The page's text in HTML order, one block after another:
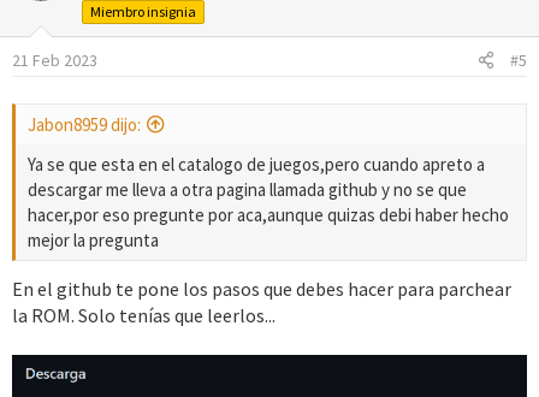
Miembro insignia
21 Feb 2023 #5
Jabon8959 dijo:
Ya se que esta en el catalogo de juegos,pero cuando apreto a
descargar me lleva a otra pagina llamada github y no se que
hacer,por eso pregunte por aca,aunque quizas debi haber hecho
mejor la pregunta
En el github te pone los pasos que debes hacer para parchear
la ROM. Solo tenías que leerlos...